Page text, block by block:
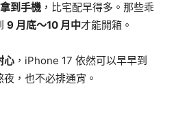
到手機 ，比宅配早得多。那些乖
9 月底～10 月中才能開箱。
心 ，iPhone 17 依然可以早早到
，也不必排通宵。